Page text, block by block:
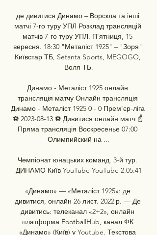
де дивитися Динамо – Ворскла та інші
матчі 7-го туру УПЛ Розклад трансляцій
матчів 7-го туру УПЛ. П'ятниця, 15
вересня. 18:30 "Металіст 1925" – "Зоря"
Київстар ТБ, Setanta Sports, MEGOGO,
Воля ТБ.
Динамо - Металіст 1925 онлайн
трансляція матчу Онлайн трансляція
Динамо - Металіст 1925 0 - 0 Прем'єр-ліга
⚽ 2023-08-13 ⚽ Дивитися онлайн матч ☝
Пряма трансляція Воскресенье 07:00
Олимпийский на ...
Чемпіонат юнацьких команд. 3-й тур.
ДИНАМО Київ YouTube YouTube 2:05:41
«Динамо» — «Металіст 1925»: де
дивитися, онлайн 26 лист. 2022 р. — Де
дивитись: телеканал «2+2», онлайн
платформа FootballHub, канал ФК
«Динамо» (Київ) у Youtube. Текстова